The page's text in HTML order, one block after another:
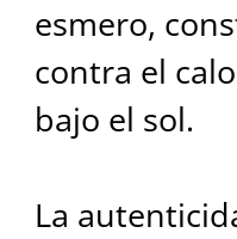
esmero,
contra el
bajo el sol.
La